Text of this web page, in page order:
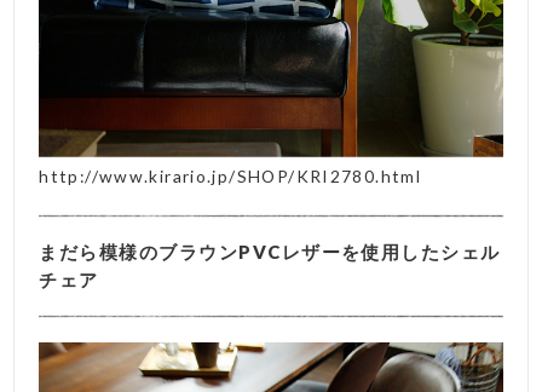
http://www.kirario.jp/SHOP/KRI2780.html
まだら模様のブラウンPVCレザーを使用したシェル
チェア